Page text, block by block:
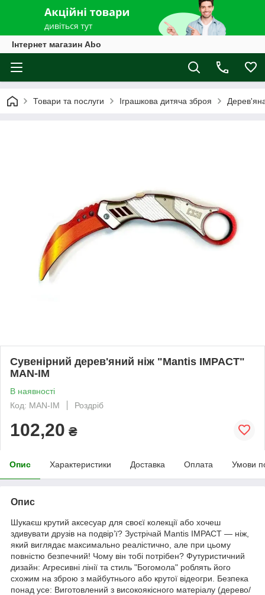
Інтернет магазин Abo
Товари та послуги Іграшкова дитяча зброя
Сувенірний дерев'яний ніж "Mantis IMPACT"
MAN-IM
В наявності
Код: MAN-IM
Роздріб
102,20 ₴
Опис Характеристики Доставка Оплата Умови
Опис
Шукаєш крутий аксесуар для своєї колекції або хочеш
здивувати друзів на подвір’ї? Зустрічай Mantis IMPACT — ніж,
який виглядає максимально реалістично, але при цьому
повністю безпечний! Чому він тобі потрібен? Футуристичний
дизайн: Агресивні лінії та стиль "Богомола" роблять його
схожим на зброю з майбутнього або крутої відеогри. Безпека
понад усе: Виготовлений з високоякісного матеріалу (дерево/